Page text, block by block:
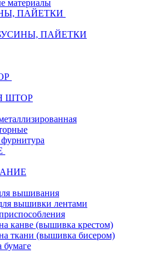
материалы
ПАЙЕТКИ
ПАЙЕТКИ
ШТОР
вышивания
вышивки лентами
канве (вышивка крестом)
ткани (вышивка бисером)